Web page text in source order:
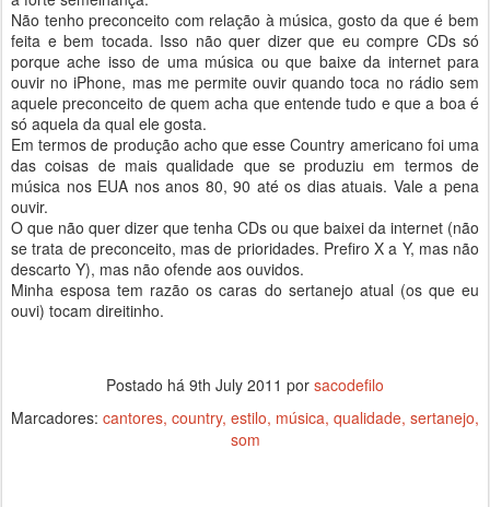
Não tenho preconceito com relação à música, gosto da que é bem
feita e bem tocada. Isso não quer dizer que eu compre CDs só
porque ache isso de uma música ou que baixe da internet para
ouvir no iPhone, mas me permite ouvir quando toca no rádio sem
aquele preconceito de quem acha que entende tudo e que a boa é
só aquela da qual ele gosta.
Em termos de produção acho que esse Country americano foi uma
das coisas de mais qualidade que se produziu em termos de
música nos EUA nos anos 80, 90 até os dias atuais. Vale a pena
ouvir.
O que não quer dizer que tenha CDs ou que baixei da internet (não
se trata de preconceito, mas de prioridades. Prefiro X a Y, mas não
descarto Y), mas não ofende aos ouvidos.
Minha esposa tem razão os caras do sertanejo atual (os que eu
ouvi) tocam direitinho.
Postado há 9th July 2011 por sacodefilo
Marcadores: cantores country estilo música qualidade sertanejo
som